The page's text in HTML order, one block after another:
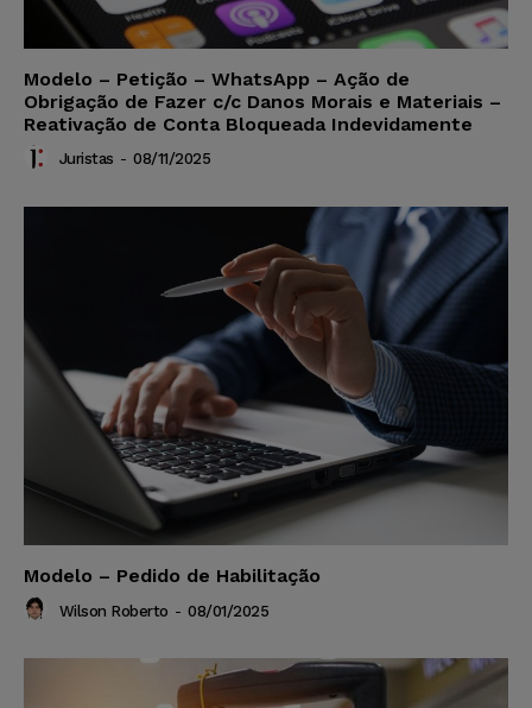
Modelo – Petição – WhatsApp – Ação de
Obrigação de Fazer c/c Danos Morais e Materiais –
Reativação de Conta Bloqueada Indevidamente
Juristas - 08/11/2025
Modelo – Pedido de Habilitação
Wilson Roberto - 08/01/2025